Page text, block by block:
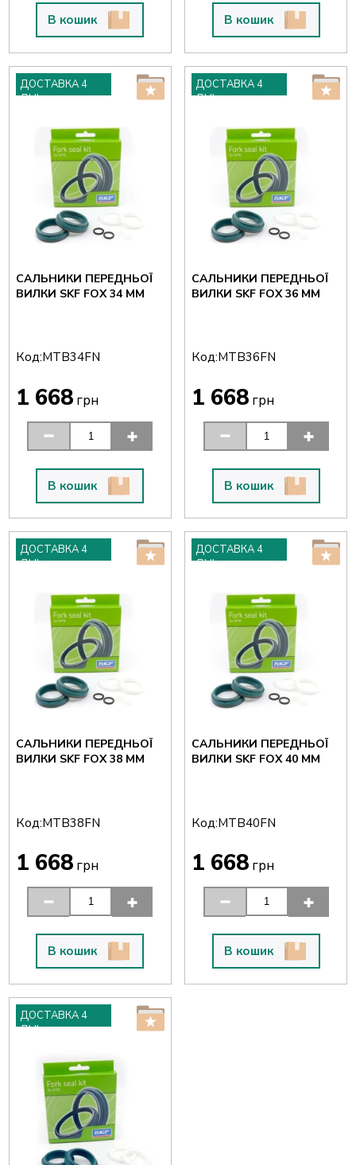
В кошик В кошик
ДОСТАВКА 4
ДНІ
САЛЬНИКИ ПЕРЕДНЬОЇ
ВИЛКИ SKF FOX 34 ММ
Код:MTB34FN
1 668грн
В кошик
ДОСТАВКА 4
ДНІ
САЛЬНИКИ ПЕРЕДНЬОЇ
ВИЛКИ SKF FOX 36 ММ
Код:MTB36FN
1 668 грн
В кошик
ДОСТАВКА 4
ДНІ
САЛЬНИКИ ПЕРЕДНЬОЇ
ВИЛКИ SKF FOX 38 ММ
Код:MTB38FN
1 668грн
В кошик
ДОСТАВКА 4
ДНІ
САЛЬНИКИ ПЕРЕДНЬОЇ
ВИЛКИ SKF FOX 40 ММ
Код:MTB40FN
1 668 грн
В кошик
ДОСТАВКА 4
ДНІ